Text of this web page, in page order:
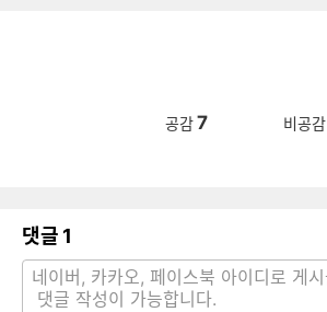
공감 7 비공감
댓글 1